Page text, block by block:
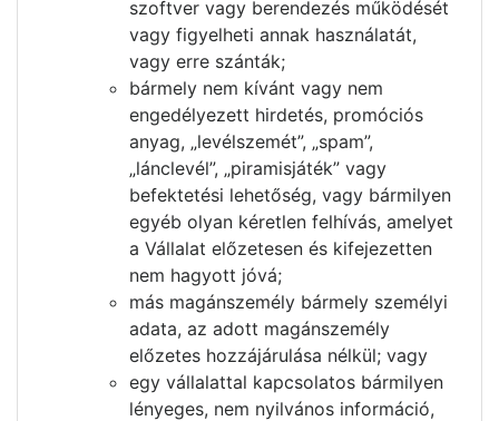
szoftver vagy berendezés működését
vagy figyelheti annak használatát,
vagy erre szánták;
bármely nem kívánt vagy nem
engedélyezett hirdetés, promóciós
anyag, „levélszemét”, „spam”,
„lánclevél”, „piramisjáték” vagy
befektetési lehetőség, vagy bármilyen
egyéb olyan kéretlen felhívás, amelyet
a Vállalat előzetesen és kifejezetten
nem hagyott jóvá;
más magánszemély bármely személyi
adata, az adott magánszemély
előzetes hozzájárulása nélkül; vagy
egy vállalattal kapcsolatos bármilyen
lényeges, nem nyilvános információ,